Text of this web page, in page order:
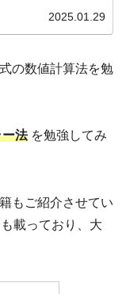
2025.01.29
の数値計算法を勉
法を勉強してみ
もご紹介させてい
載っており、大